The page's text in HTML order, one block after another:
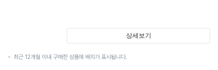
상세보기
최근 12개월 이내 구매한 상품에 배지가 표시됩니다.